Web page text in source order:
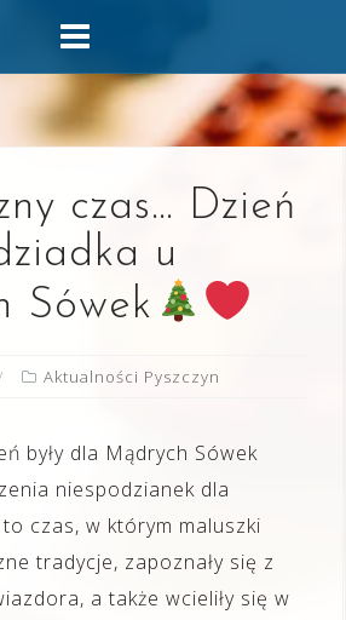
czas… Dzień
u
Sówek
Aktualności Pyszczyn
były dla Mądrych Sówek
niespodzianek dla
to czas, w którym maluszki
tradycje, zapoznały się z
a także wcieliły się w